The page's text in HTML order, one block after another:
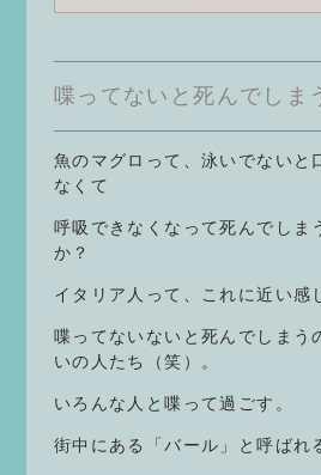
喋ってないと死んでしま
魚のマグロって、泳いでないと
なくて
呼吸できなくなって死んでしま
か？
イタリア人って、これに近い感
喋ってないないと死んでしまう
いの人たち（笑）。
いろんな人と喋って過ごす。
街中にある「バール」と呼ばれ